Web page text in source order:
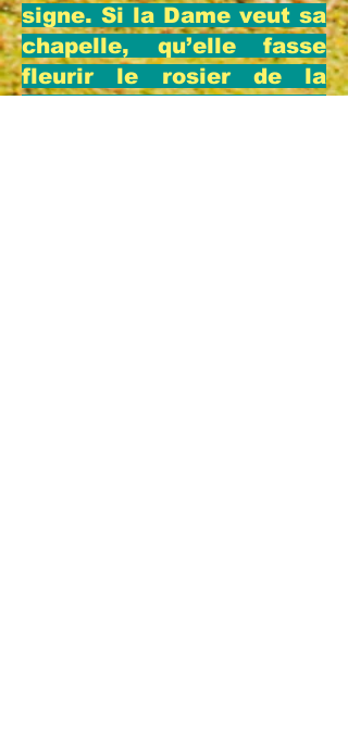
signe. Si la Dame veut sa
chapelle, qu’elle fasse
fleurir le rosier de la